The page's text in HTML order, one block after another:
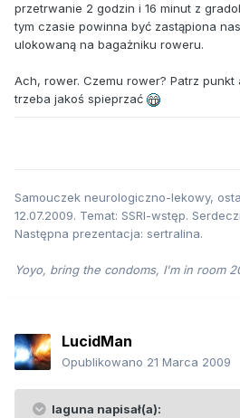
przetrwanie 2 godzin i 16 minut z
tym czasie powinna być zastąpiona
ulokowaną na bagażniku roweru.
Ach, rower. Czemu rower? Patrz punkt
trzeba jakoś spieprzać
Samouczek neurologiczno-lekowy,
12.07.2009. Temat: SSRI-wstęp.
Następna prezentacja: sertralina.
Yoyo, bring the condoms, I'm in room
LucidMan
Opublikowano 21 Marca 2009
laguna napisał(a):